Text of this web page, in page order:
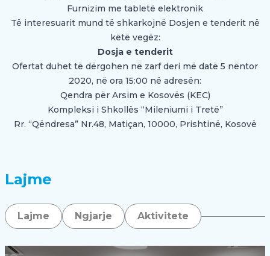
Furnizim me tabletë elektronik
Të interesuarit mund të shkarkojnë Dosjen e tenderit në
këtë vegëz:
Dosja e tenderit
Ofertat duhet të dërgohen në zarf deri më datë 5 nëntor
2020, në ora 15:00 në adresën:
Qendra për Arsim e Kosovës (KEC)
Kompleksi i Shkollës “Mileniumi i Tretë”
Rr. “Qëndresa” Nr.48, Matiçan, 10000, Prishtinë, Kosovë
Lajme
Lajme Ngjarje Aktivitete